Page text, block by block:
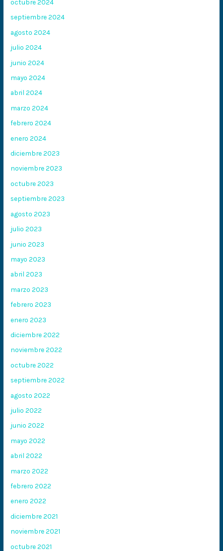
octubre 2024
septiembre 2024
agosto 2024
julio 2024
junio 2024
mayo 2024
abril 2024
marzo 2024
febrero 2024
enero 2024
diciembre 2023
noviembre 2023
octubre 2023
septiembre 2023
agosto 2023
julio 2023
junio 2023
mayo 2023
abril 2023
marzo 2023
febrero 2023
enero 2023
diciembre 2022
noviembre 2022
octubre 2022
septiembre 2022
agosto 2022
julio 2022
junio 2022
mayo 2022
abril 2022
marzo 2022
febrero 2022
enero 2022
diciembre 2021
noviembre 2021
octubre 2021